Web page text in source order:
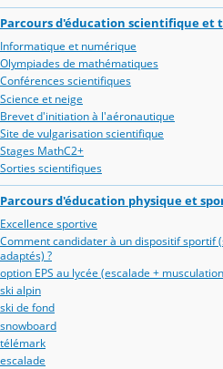
Parcours d'éducation scientifique et
Informatique et numérique
Olympiades de mathématiques
Conférences scientifiques
Science et neige
Brevet d'initiation à l'aéronautique
Site de vulgarisation scientifique
Stages MathC2+
Sorties scientifiques
Parcours d'éducation physique et
Excellence sportive
Comment candidater à un dispositif sportif
adaptés) ?
option EPS au lycée (escalade +
ski alpin
ski de fond
snowboard
télémark
escalade